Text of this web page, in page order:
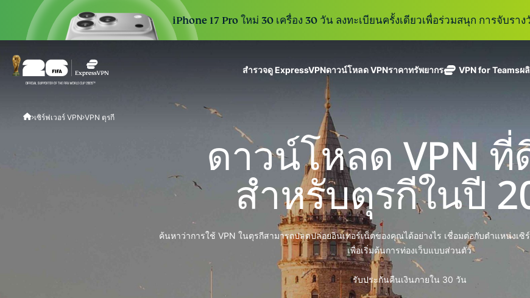
iPhone 17 Pro ใหม่ 30 เครื่อง 30 วัน ลงทะเบียนครั้งเดียวเพื่อร่วมสนุก การจับรา
สำรวจดู ExpressVPN
เข้าถึงบริการออนไลน์อย่างปลอดภัย
สำรวจดูคุณสมบัติทั้งหมด
การสมัครสมาชิกหนึ่
และความปลอดภัย
อย่างราบรื่นเพื่อย
ดูผลิตภัณฑ์ทั้งหมด
ดาวน์โหลด VPN
MacOS
Linux ใหม่
ราคาทรัพยากร
VPN สำหรั
วิธีใช้งาน
อธิบายการเ
VPN for Teamsผ
ExpressVPN for Teams
Get fast, secure
VPN protection for growing teams. Easy
to deploy, simple to manage, built to
พร้อมเซิร์ฟเวอร์
ที่ปลอดภัยใน
ประเทศ 113
ปกป้องกล่องข้อความ
ขาเข้าและตัวตนของ
ExpressKeys
การจัดการรหัส
ผ่านที่มีความ
ปลอดภัย การ
ยืนยันตัวตน
หลายชั้น และ
ExpressAI
AI สำหรับผู้
แรกที่ขับ
เคลื่อนโดย
confidential
computing
eSIM
กว่า
ประเ
เซิร์ฟเวอร์ VPN VPN ตุรกี
ดาวน์โหลด VPN
สำหรับตุรกีในปี
ค้นหาว่าการใช้ VPN ในตุรกีสามารถปลดปล่อยอินเทอร์เน็ตของคุณได้อย่างไร เชื่อมต่อกับตำแหน่งเซิ
เพื่อเริ่มต้นการท่องเว็บแบบส่วนตัว
รับประกันคืนเงินภายใน 30 วัน